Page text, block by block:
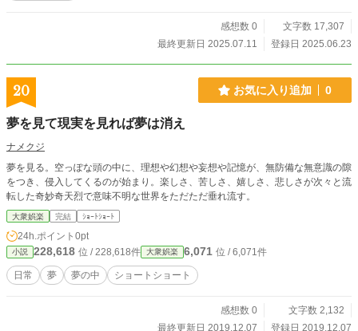
感想数 0
文字数 17,307
最終更新日 2025.07.11
登録日 2025.06.23
20 お気に入り追加 0
夢を見て現実を見れば夢は消え
ナメクジ
夢を見る。空っぽな頭の中に、理想や幻想や妄想や記憶が、無防備な無意識の隙
をつき、侵入してくるのが始まり。楽しさ、苦しさ、嬉しさ、悲しさが次々と流
転した奇妙奇天烈で意味不明な世界をただただ垂れ流す。
大衆娯楽 完結 ｼｮｰﾄｼｮｰﾄ
24h.ポイント 0pt
小説 228,618 位 / 228,618件 大衆娯楽 6,071 位 / 6,071件
日常 夢 夢の中 ショートショート
感想数 0
文字数 2,132
最終更新日 2019.12.07
登録日 2019.12.07